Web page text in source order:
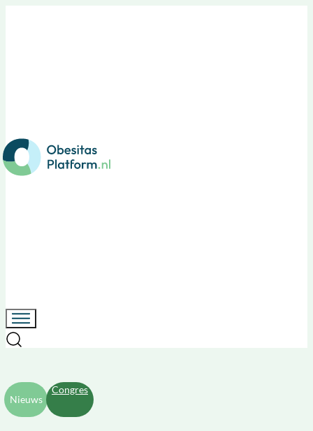
Nieuws
Congres